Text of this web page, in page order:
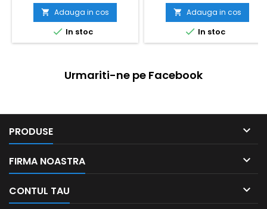
 Adauga in cos
 In stoc
 Adauga in cos
 In stoc
Urmariti-ne pe Facebook
PRODUSE 
FIRMA NOASTRA 
CONTUL TAU 